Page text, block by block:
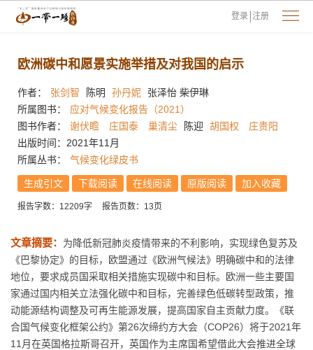
登录 注册
欧洲碳中和愿景实施举措及对我国的启示
作者： 张剑智 陈明 孙丹妮
张泽怡 柴伊琳
所属图书：
应对气候变化报告（2021）
图书作者：
谢伏瞻 庄国泰 巢清尘 陈迎 胡国权
庄贵阳
出版时间：2021年11月
所属丛书：
气候变化绿皮书
生成引文 下载阅读 在线阅读 原版阅读 加入收藏
报告字数：12209字 报告页数：13页
文章摘要： 为降低新冠肺炎疫情带来的不利影响，实现绿色复苏及
《巴黎协定》的目标，欧盟通过《欧洲气候法》明确碳中和的法律
地位，要求成员国采取相关措施实现碳中和目标。欧洲一些主要国
家通过国内相关立法强化碳中和目标，完善绿色低碳转型政策，推
动能源结构调整及可再生能源发展，提高国家自主贡献力度。《联
合国气候变化框架公约》第26次缔约方大会（COP26）将于2021年
11月在英国格拉斯哥召开，英国作为主席国希望借此大会推进全球